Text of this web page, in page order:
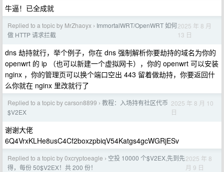
牛逼！已全成就
Replied to a topic by MrZhaoyx › ImmortalWRT/OpenWRT 如何
做 HTTP 请求拦截
2025 年 8 月
13 日
dns 劫持就行，举个例子，你在 dns 强制解析你要劫持的域名为你的
openwrt 的 ip （也可以新建一个虚拟网卡），你的 openwrt 可以安装
nginx ，你的管理页可以换个端口空出 443 留着做劫持，你要返回什
么你就在 nginx 里改就行了
Replied to a topic by carson8899 › 教程：入场持有社区代币
$V2EX
2025 年 8 月 10
日
谢谢大佬
6Q4VrxKLHe8usC4Cf2boxzpbiqV54Katgs4gcWGRjESv
Replied to a topic by 0xcryptoeagle › 空投 10000 个$V2EX,先到先
得，每份 50$V2EX！共 200 份！
2025 年 8
月 9 日